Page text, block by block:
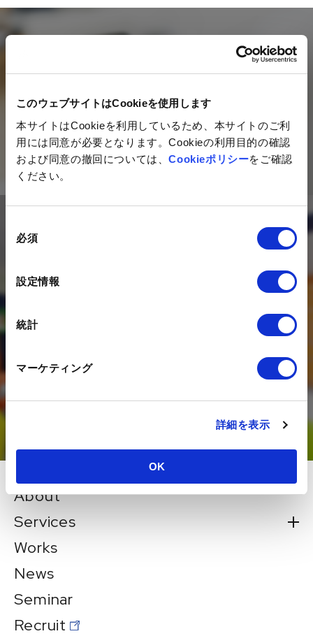
このウェブサイトはCookieを使用します
本サイトはCookieを利用しているため、本サイトのご利
用には同意が必要となります。Cookieの利用目的の確認
および同意の撤回については、Cookieポリシーをご確認
ください。
必須
設定情報
統計
マーケティング
詳細を表示
OK
毎月お届けするメールマガジン
ご登録はこちら
是非一度状況をお聞かせください。
About
Services
Works
News
Seminar
Recruit